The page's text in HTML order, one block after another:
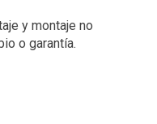
y montaje no
o garantía.